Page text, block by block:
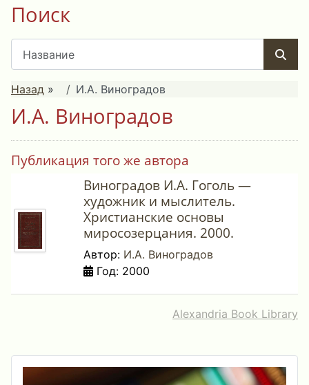
Поиск
Назад » И.А. Виноградов
И.А. Виноградов
Публикация того же автора
Виноградов И.А. Гоголь —
художник и мыслитель.
Христианские основы
миросозерцания. 2000.
Автор: И.А. Виноградов
Год: 2000
Alexandria Book Library